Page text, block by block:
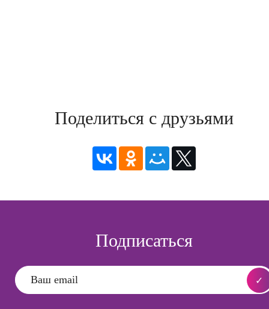
Поделиться с друзьями
Подписаться